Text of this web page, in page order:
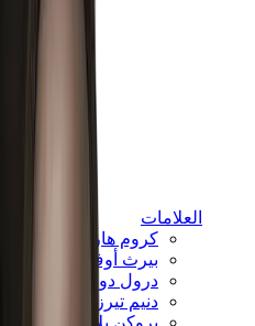
العلامات
كروم هارتس
بيرث أوف رويال تشايلد
درول دو مونسيور
دنيم تيرز
بروكن بلانت